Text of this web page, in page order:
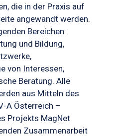
die in der Praxis auf
angewandt werden.
Bereichen:
und Bildung,
von Interessen,
Beratung. Alle
aus Mitteln des
A Österreich –
Projekts MagNet
Zusammenarbeit